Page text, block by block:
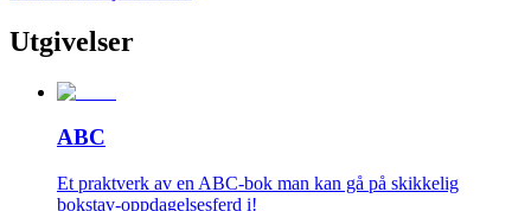
Utgivelser
ABC
Et praktverk av en ABC-bok man kan gå på skikkelig
bokstav-oppdagelsesferd i!